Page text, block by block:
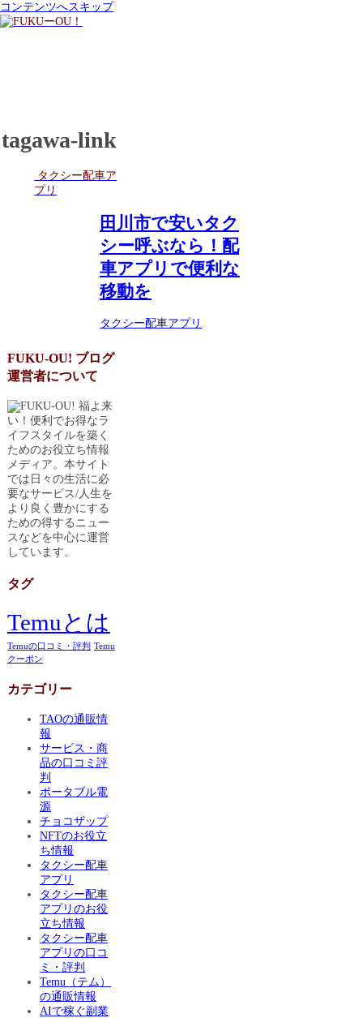
コンテンツへスキップ
tagawa-link
タクシー配車ア
プリ
田川市で安いタク
シー呼ぶなら！配
車アプリで便利な
移動を
タクシー配車アプリ
FUKU-OU! ブログ
運営者について
福よ来
い！便利でお得なラ
イフスタイルを築く
ためのお役立ち情報
メディア。本サイト
では日々の生活に必
要なサービス/人生を
より良く豊かにする
ための得するニュー
スなどを中心に運営
しています。
タグ
Temuとは
Temuの口コミ・評判 Temu
クーポン
カテゴリー
TAOの通販情
報
サービス・商
品の口コミ評
判
ポータブル電
源
チョコザップ
NFTのお役立
ち情報
タクシー配車
アプリ
タクシー配車
アプリのお役
立ち情報
タクシー配車
アプリの口コ
ミ・評判
Temu（テム）
の通販情報
AIで稼ぐ副業